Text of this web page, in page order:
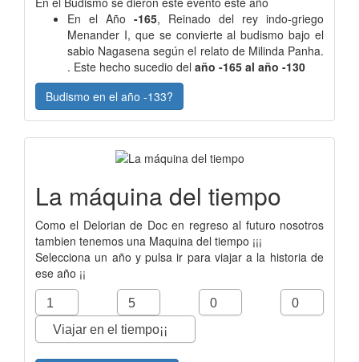
En el Año -165, Reinado del rey indo-griego
Menander I, que se convierte al budismo bajo el
sabio Nagasena según el relato de Milinda Panha.
. Este hecho sucedio del año -165 al año -130
Budismo en el año -133?
La máquina del tiempo
Como el Delorian de Doc en regreso al futuro nosotros
tambien tenemos una Maquina del tiempo ¡¡¡
Selecciona un año y pulsa ir para viajar a la historia de
ese año ¡¡